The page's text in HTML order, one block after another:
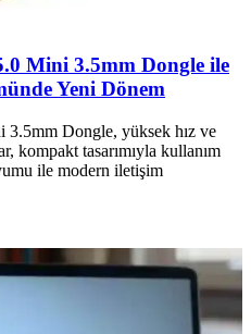
Mini 3.5mm Dongle ile
Yeni Dönem
Dongle, yüksek hız ve
kompakt tasarımıyla kullanım
ile modern iletişim